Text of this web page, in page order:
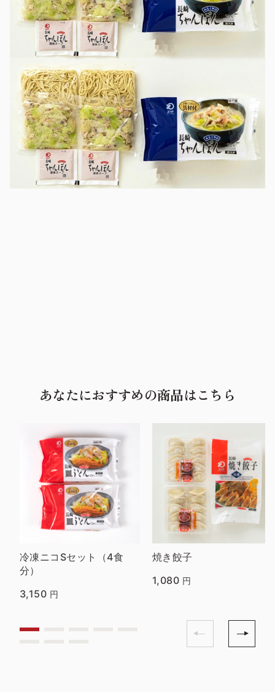
あなたにおすすめの商品はこちら
冷凍ニコSセット（4食
分）
3,150 円
焼き餃子
1,080 円